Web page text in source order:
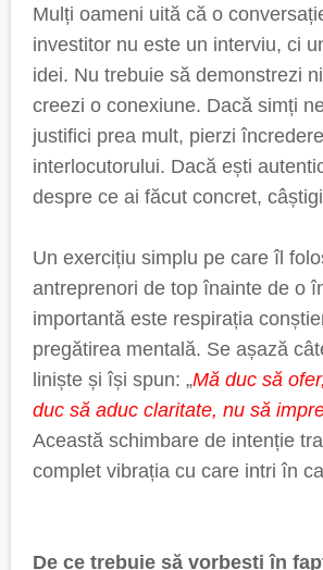
Mulți oameni uită că o
investitor nu este un interviu, ci
idei. Nu trebuie să demonstrezi
creezi o conexiune. Dacă simți
justifici prea mult, pierzi
interlocutorului. Dacă ești
despre ce ai făcut concret,
Un exercițiu simplu pe care îl
antreprenori de top înainte de o
importantă este respirația
pregătirea mentală. Se așază
liniște și își spun: „Mă duc să
duc să aduc claritate, nu să
Această schimbare de intenție
complet vibrația cu care intri în
De ce trebuie să vorbești în